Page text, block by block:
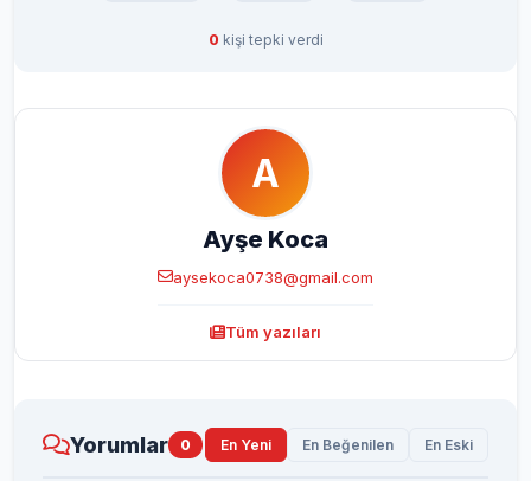
0 kişi tepki verdi
A
Ayşe Koca
aysekoca0738@gmail.com
Tüm yazıları
Yorumlar 0 En Yeni En Beğenilen En Eski